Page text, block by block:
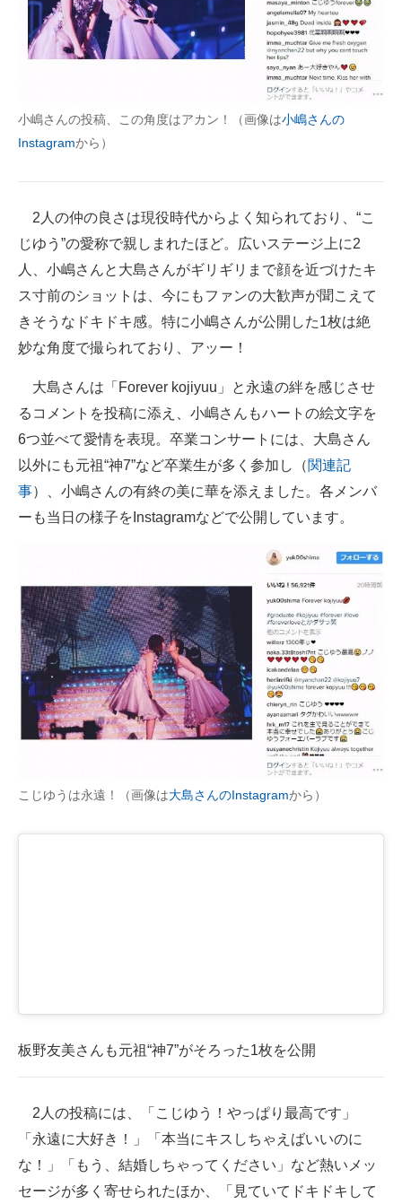
マーケ×ITの今がよく分かる
IT製品の技術・比較・事例
製造業のIT導入・活用を支援
モノづくり技術者専門サイト
エレクトロニクス専門サイト
電子設計の基本と応用
エネルギーの専門メディア
建設×テクノロジーの最前線
ちょっと気になるネットの話題
小嶋さんの投稿、この角度はアカン！（画像は小嶋さんの
Instagramから）
2人の仲の良さは現役時代からよく知られており、“こ
じゆう”の愛称で親しまれたほど。広いステージ上に2
人、小嶋さんと大島さんがギリギリまで顔を近づけたキ
ス寸前のショットは、今にもファンの大歓声が聞こえて
きそうなドキドキ感。特に小嶋さんが公開した1枚は絶
妙な角度で撮られており、アッー！
大島さんは「Forever kojiyuu」と永遠の絆を感じさせ
るコメントを投稿に添え、小嶋さんもハートの絵文字を
6つ並べて愛情を表現。卒業コンサートには、大島さん
以外にも元祖“神7”など卒業生が多く参加し（関連記
事）、小嶋さんの有終の美に華を添えました。各メンバ
ーも当日の様子をInstagramなどで公開しています。
こじゆうは永遠！（画像は大島さんのInstagramから）
板野友美さんも元祖“神7”がそろった1枚を公開
2人の投稿には、「こじゆう！やっぱり最高です」
「永遠に大好き！」「本当にキスしちゃえばいいのに
な！」「もう、結婚しちゃってください」など熱いメッ
セージが多く寄せられたほか、「見ていてドキドキして